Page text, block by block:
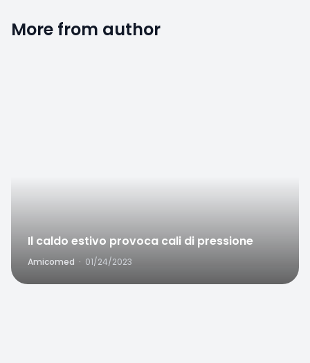
More from author
Il caldo estivo provoca cali di pressione
Amicomed · 01/24/2023